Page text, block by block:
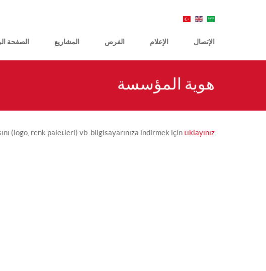
الصفحة المشاريع الفرص الإعلام الإتصال
هوية المؤسسة
(logo, renk paletleri) vb. bilgisayarınıza indirmek içintıklayınız.